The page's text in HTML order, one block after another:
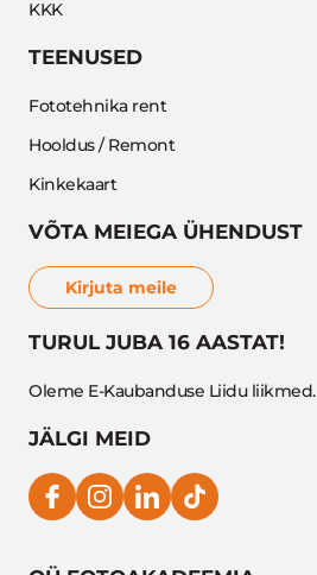
KKK
TEENUSED
Fototehnika rent
Hooldus / Remont
Kinkekaart
VÕTA MEIEGA ÜHENDUST
Kirjuta meile
TURUL JUBA 16 AASTAT!
Oleme E-Kaubanduse Liidu liikmed.
JÄLGI MEID